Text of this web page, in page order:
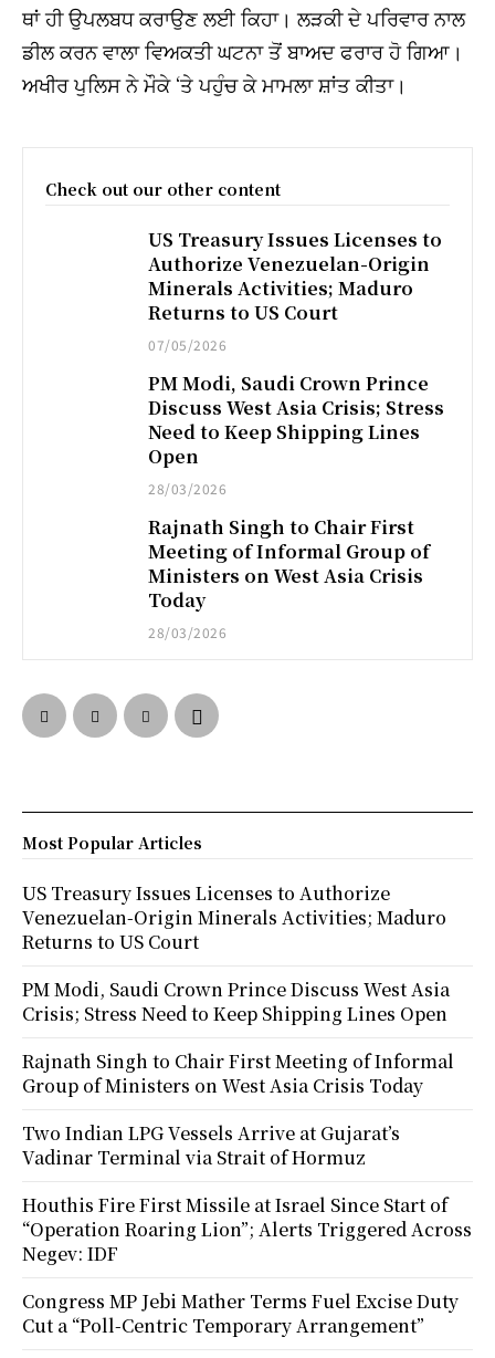
ਥਾਂ ਹੀ ਉਪਲਬਧ ਕਰਾਉਣ ਲਈ ਕਿਹਾ। ਲੜਕੀ ਦੇ ਪਰਿਵਾਰ ਨਾਲ
ਡੀਲ ਕਰਨ ਵਾਲਾ ਵਿਅਕਤੀ ਘਟਨਾ ਤੋਂ ਬਾਅਦ ਫਰਾਰ ਹੋ ਗਿਆ।
ਅਖੀਰ ਪੁਲਿਸ ਨੇ ਮੌਕੇ ‘ਤੇ ਪਹੁੰਚ ਕੇ ਮਾਮਲਾ ਸ਼ਾਂਤ ਕੀਤਾ।
Check out our other content
US Treasury Issues Licenses to
Authorize Venezuelan-Origin
Minerals Activities; Maduro
Returns to US Court
07/05/2026
PM Modi, Saudi Crown Prince
Discuss West Asia Crisis; Stress
Need to Keep Shipping Lines
Open
28/03/2026
Rajnath Singh to Chair First
Meeting of Informal Group of
Ministers on West Asia Crisis
Today
28/03/2026
Most Popular Articles
US Treasury Issues Licenses to Authorize
Venezuelan-Origin Minerals Activities; Maduro
Returns to US Court
PM Modi, Saudi Crown Prince Discuss West Asia
Crisis; Stress Need to Keep Shipping Lines Open
Rajnath Singh to Chair First Meeting of Informal
Group of Ministers on West Asia Crisis Today
Two Indian LPG Vessels Arrive at Gujarat’s
Vadinar Terminal via Strait of Hormuz
Houthis Fire First Missile at Israel Since Start of
“Operation Roaring Lion”; Alerts Triggered Across
Negev: IDF
Congress MP Jebi Mather Terms Fuel Excise Duty
Cut a “Poll-Centric Temporary Arrangement”